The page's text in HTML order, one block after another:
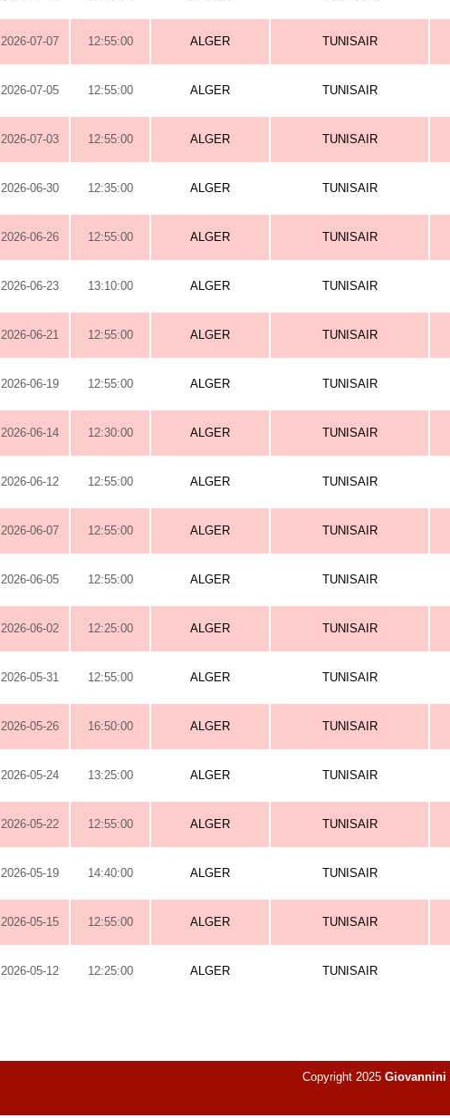
2026-07-07 12:55:00 ALGER TUNISAIR
2026-07-05 12:55:00 ALGER TUNISAIR
2026-07-03 12:55:00 ALGER TUNISAIR
2026-06-30 12:35:00 ALGER TUNISAIR
2026-06-26 12:55:00 ALGER TUNISAIR
2026-06-23 13:10:00 ALGER TUNISAIR
2026-06-21 12:55:00 ALGER TUNISAIR
2026-06-19 12:55:00 ALGER TUNISAIR
2026-06-14 12:30:00 ALGER TUNISAIR
2026-06-12 12:55:00 ALGER TUNISAIR
2026-06-07 12:55:00 ALGER TUNISAIR
2026-06-05 12:55:00 ALGER TUNISAIR
2026-06-02 12:25:00 ALGER TUNISAIR
2026-05-31 12:55:00 ALGER TUNISAIR
2026-05-26 16:50:00 ALGER TUNISAIR
2026-05-24 13:25:00 ALGER TUNISAIR
2026-05-22 12:55:00 ALGER TUNISAIR
2026-05-19 14:40:00 ALGER TUNISAIR
2026-05-15 12:55:00 ALGER TUNISAIR
2026-05-12 12:25:00 ALGER TUNISAIR
Copyright 2025 Giovannini